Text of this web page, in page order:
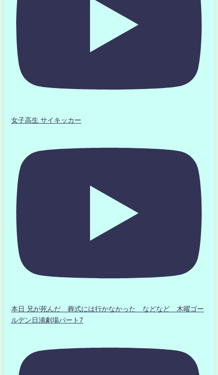
女子高生 サイキッカー
本日 兄が死んだ 葬式には行かなかった などなど 木曜ゴー
ルデン日浦劇場パート7